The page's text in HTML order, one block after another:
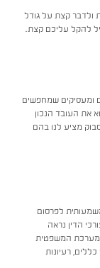
ולדבר קצת על גודל
להקל עליכם קצת.
ומעסיקים שמחפשים
את העובד הנכון
לכם. הנה 5 כלים שפייסבוק מציע לנו בהם
לפרסום
הדין נראה
המשפטית
רעיונות